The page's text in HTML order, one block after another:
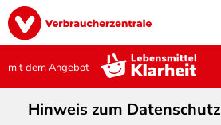
Direkt
zum
Inhalt
Image
mit dem Angebot
Hinweis zum Datenschutz